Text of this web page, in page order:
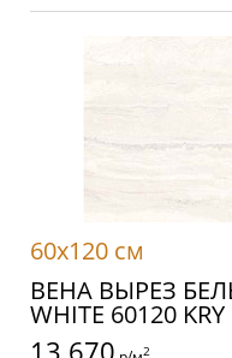
60x120 см
ВЕНА ВЫРЕЗ
WHITE 60120 KRY
2